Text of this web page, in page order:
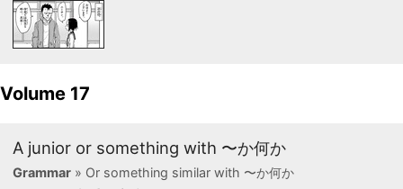
Volume 17
A junior or something with 〜か何か
Grammar» Or something similar with 〜か何か